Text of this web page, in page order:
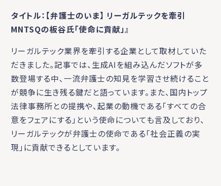
タイトル：【弁護士のいま】 リーガルテックを牽引
MNTSQの板谷氏「使命に貢献」』
リーガルテック業界を牽引する企業として取材していた
だきました。記事では、生成AIを組み込んだソフトが多
数登場する中、一流弁護士の知見を学習させ続けること
が競争に生き残る鍵だと語っています。また、国内トップ
法律事務所との提携や、起業の動機である「すべての合
意をフェアにする」という使命についても言及しており、
リーガルテックが弁護士の使命である「社会正義の実
現」に貢献できるとしています。